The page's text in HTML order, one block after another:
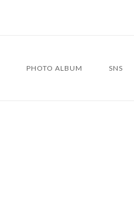
PHOTO ALBUM SNS